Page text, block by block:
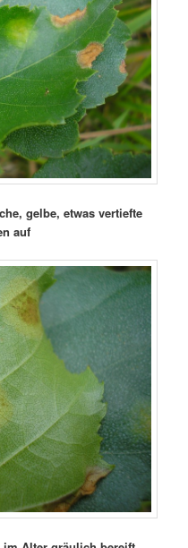
gelbe, etwas vertiefte
auf